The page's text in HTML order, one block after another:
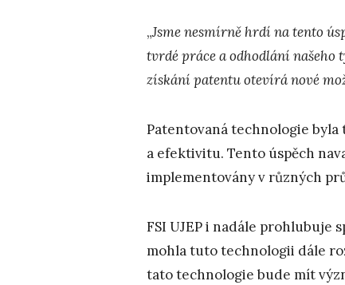
„Jsme nesmírně hrdí na tento
tvrdé práce a odhodlání našeho
získání patentu otevírá nové
Patentovaná technologie
a efektivitu. Tento úspěch
implementovány v různých
FSI UJEP i nadále prohlubuje
mohla tuto technologii dále
tato technologie bude mít